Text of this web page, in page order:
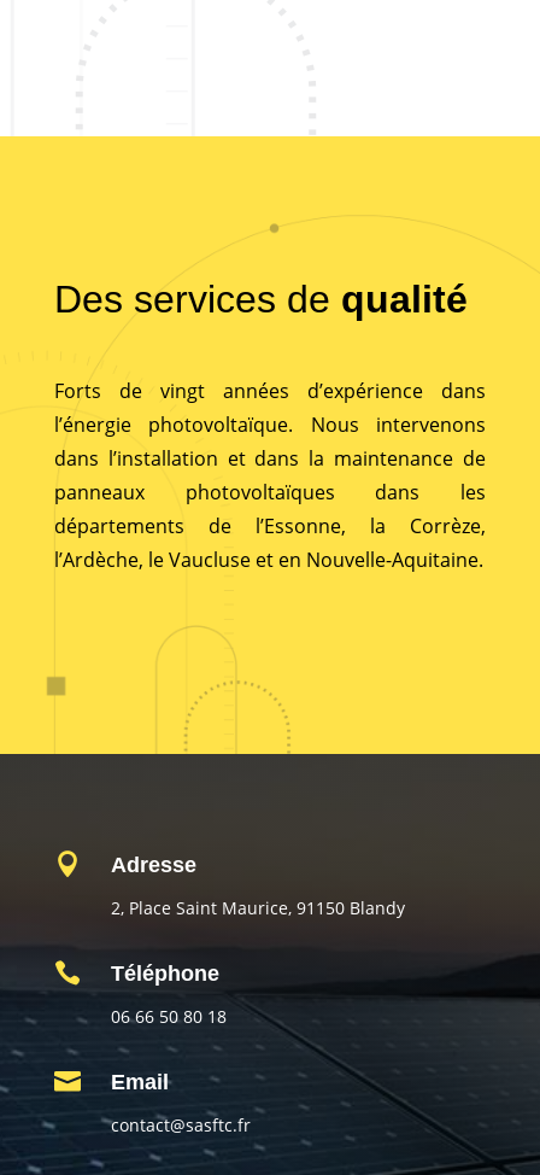
Des services de qualité
Forts de vingt années d’expérience dans
l’énergie photovoltaïque. Nous intervenons
dans l’installation et dans la maintenance de
panneaux photovoltaïques dans les
départements de l’Essonne, la Corrèze,
l’Ardèche, le Vaucluse et en Nouvelle-Aquitaine.
 Adresse
2, Place Saint Maurice, 91150 Blandy
 Téléphone
06 66 50 80 18
 Email
contact@sasftc.fr